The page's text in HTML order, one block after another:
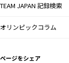
TEAM JAPAN 記録検索
オリンピックコラム
ページをシェア